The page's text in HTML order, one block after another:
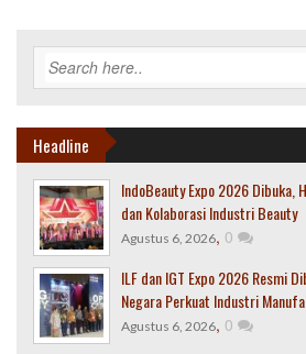
Headline
IndoBeauty Expo 2026 Dibuka,
dan Kolaborasi Industri Beauty
Agustus 6, 2026, 0
ILF dan IGT Expo 2026 Resmi
Negara Perkuat Industri
Agustus 6, 2026, 0